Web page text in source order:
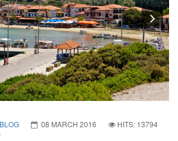
BLOG 08 MARCH 2016
HITS: 13794